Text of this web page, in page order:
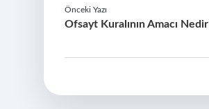
Önceki Yazı
Ofsayt Kuralının Amacı Nedir